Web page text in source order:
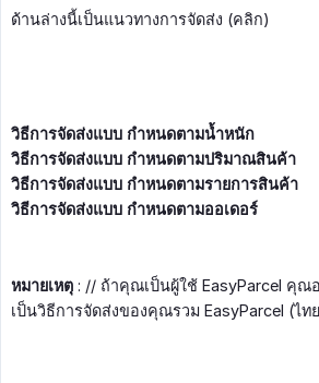
ด้านล่างนี้เป็นแนวทางการจัดส่ง (คลิก)
วิธีการจัดส่งแบบ กำหนดตามนํ้าหนัก
วิธีการจัดส่งแบบ กำหนดตามปริมาณสินค้า
วิธีการจัดส่งแบบ กำหนดตามรายการสินค้า
วิธีการจัดส่งแบบ กำหนดตามออเดอร์
หมายเหตุ : // ถ้าคุณเป็นผู้ใช้ EasyParcel คุณ
เป็นวิธีการจัดส่งของคุณรวม EasyParcel (ไท